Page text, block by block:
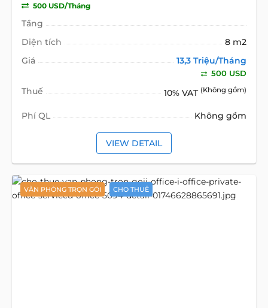
500 USD/Tháng
Tầng
Diện tích
8 m2
Giá
13,3 Triệu/Tháng
500 USD
Thuế 10% VAT (Không gồm)
Phí QL Không gồm
VIEW DETAIL
VĂN PHÒNG TRỌN GÓI CHO THUÊ